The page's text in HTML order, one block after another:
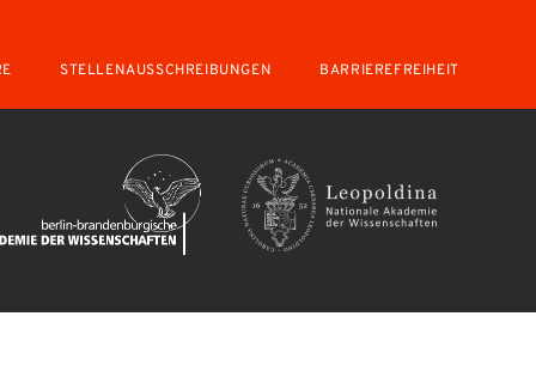
STELLENAUSSCHREIBUNGEN BARRIEREFREIHEIT